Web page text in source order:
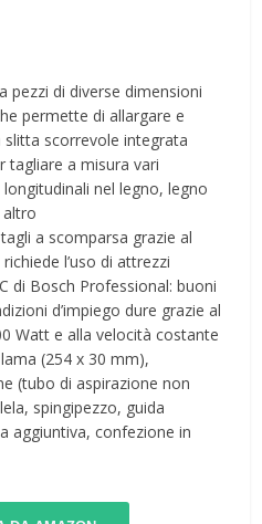
pezzi di diverse dimensioni
permette di allargare e
slitta scorrevole integrata
tagliare a misura vari
nel legno, legno
a scomparsa grazie al
l’uso di attrezzi
di Bosch Professional: buoni
d’impiego dure grazie al
Watt e alla velocità costante
(254 x 30 mm),
(tubo di aspirazione non
spingipezzo, guida
aggiuntiva, confezione in